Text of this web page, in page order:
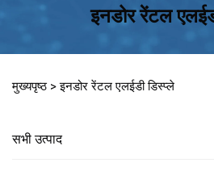
इनडोर रेंटल
मुख्यपृष्ठ > इनडोर रेंटल एलईडी डिस्प्ले
सभी उत्पाद